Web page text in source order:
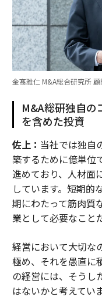
金髙雅仁 M&A総合研究所
M&A総研独自の
を含めた投資
佐上： 当社では独自
築するために億単位
進めており、人材面
しています。短期的
期にわたって筋肉質
業として必要なこと
経営において大切な
極め、それを愚直に
の経営には、そうし
はないかと考えていま